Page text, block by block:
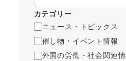
カテゴリー
ニュース・トピックス
催し物・イベント情報
外国の労働・社会関連